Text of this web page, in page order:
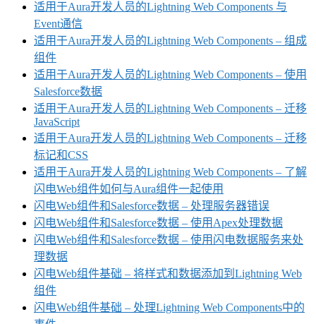
适用于Aura开发人员的Lightning Web Components 与
Event通信
适用于Aura开发人员的Lightning Web Components – 组成
组件
适用于Aura开发人员的Lightning Web Components – 使用
Salesforce数据
适用于Aura开发人员的Lightning Web Components – 迁移
JavaScript
适用于Aura开发人员的Lightning Web Components – 迁移
标记和CSS
适用于Aura开发人员的Lightning Web Components – 了解
闪电Web组件如何与Aura组件一起使用
闪电Web组件和Salesforce数据 – 处理服务器错误
闪电Web组件和Salesforce数据 – 使用Apex处理数据
闪电Web组件和Salesforce数据 – 使用闪电数据服务来处
理数据
闪电Web组件基础 – 将样式和数据添加到Lightning Web
组件
闪电Web组件基础 – 处理Lightning Web Components中的